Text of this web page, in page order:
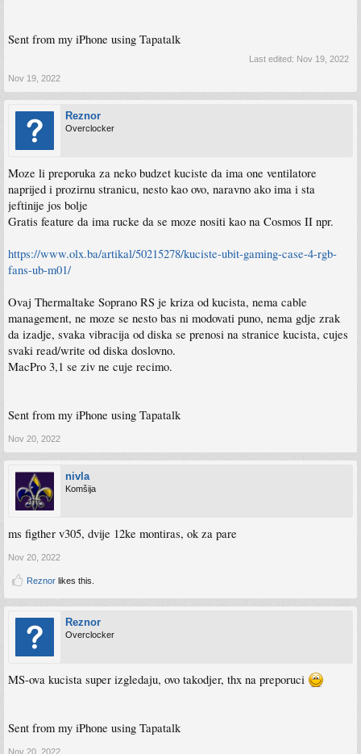
Sent from my iPhone using Tapatalk
Last edited: Nov 19, 2022
Nov 19, 2022
Reznor
Overclocker
Moze li preporuka za neko budzet kuciste da ima one ventilatore
naprijed i prozirnu stranicu, nesto kao ovo, naravno ako ima i sta
jeftinije jos bolje
Gratis feature da ima rucke da se moze nositi kao na Cosmos II npr.
https://www.olx.ba/artikal/50215278/kuciste-ubit-gaming-case-4-rgb-
fans-ub-m01/
Ovaj Thermaltake Soprano RS je kriza od kucista, nema cable
management, ne moze se nesto bas ni modovati puno, nema gdje zrak
da izadje, svaka vibracija od diska se prenosi na stranice kucista, cujes
svaki read/write od diska doslovno.
MacPro 3,1 se ziv ne cuje recimo.
Sent from my iPhone using Tapatalk
Nov 20, 2022
nivla
Komšija
ms figther v305, dvije 12ke montiras, ok za pare
Nov 20, 2022
Reznor likes this.
Reznor
Overclocker
MS-ova kucista super izgledaju, ovo takodjer, thx na preporuci
Sent from my iPhone using Tapatalk
Nov 20, 2022